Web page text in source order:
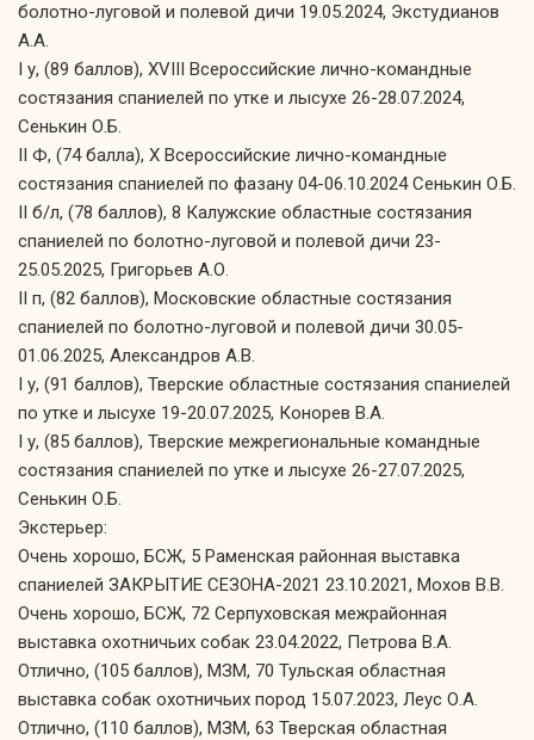
болотно-луговой и полевой дичи 19.05.2024, Экстудианов
А.А.
I у, (89 баллов), XVIII Всероссийские лично-командные
состязания спаниелей по утке и лысухе 26-28.07.2024,
Сенькин О.Б.
II Ф, (74 балла), X Всероссийские лично-командные
состязания спаниелей по фазану 04-06.10.2024 Сенькин О.Б.
II б/л, (78 баллов), 8 Калужские областные состязания
спаниелей по болотно-луговой и полевой дичи 23-
25.05.2025, Григорьев А.О.
II п, (82 баллов), Московские областные состязания
спаниелей по болотно-луговой и полевой дичи 30.05-
01.06.2025, Александров А.В.
I у, (91 баллов), Тверские областные состязания спаниелей
по утке и лысухе 19-20.07.2025, Конорев В.А.
I у, (85 баллов), Тверские межрегиональные командные
состязания спаниелей по утке и лысухе 26-27.07.2025,
Сенькин О.Б.
Экстерьер:
Очень хорошо, БСЖ, 5 Раменская районная выставка
спаниелей ЗАКРЫТИЕ СЕЗОНА-2021 23.10.2021, Мохов В.В.
Очень хорошо, БСЖ, 72 Серпуховская межрайонная
выставка охотничьих собак 23.04.2022, Петрова В.А.
Отлично, (105 баллов), МЗМ, 70 Тульская областная
выставка собак охотничьих пород 15.07.2023, Леус О.А.
Отлично, (110 баллов), МЗМ, 63 Тверская областная